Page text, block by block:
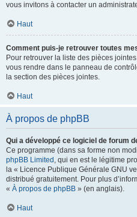
vous invitons à contacter un
Haut
Comment puis-je retrouver toutes
Pour retrouver la liste des pièces
vous rendre dans le panneau de
la section des pièces jointes.
Haut
À propos de phpBB
Qui a développé ce logiciel de forum
Ce programme (dans sa forme non
phpBB Limited , qui en est le légitime
la « Licence Publique Générale GNU
distribué gratuitement. Pour plus
« À propos de phpBB » (en anglais).
Haut